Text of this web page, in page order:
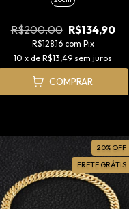
R$200,00 R$134,90
R$128,16 com Pix
10 x deR$13,49 sem juros
COMPRAR
20% OFF
FRETE GRÁTIS